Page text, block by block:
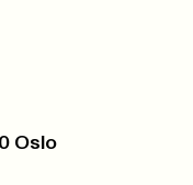
Oslo